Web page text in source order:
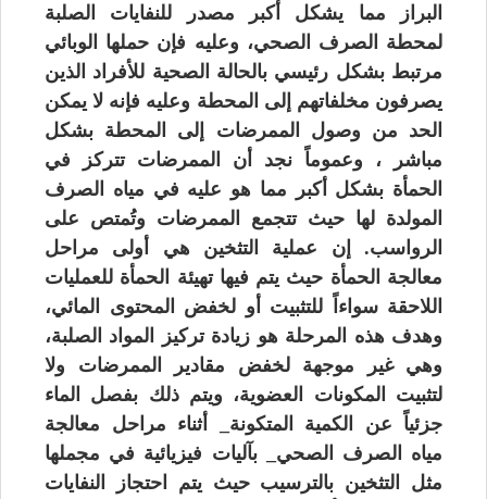
البراز مما يشكل أكبر مصدر للنفايات الصلبة
لمحطة الصرف الصحي، وعليه فإن حملها الوبائي
مرتبط بشكل رئيسي بالحالة الصحية للأفراد الذين
يصرفون مخلفاتهم إلى المحطة وعليه فإنه لا يمكن
الحد من وصول الممرضات إلى المحطة بشكل
مباشر ، وعموماً نجد أن الممرضات تتركز في
الحمأة بشكل أكبر مما هو عليه في مياه الصرف
المولدة لها حيث تتجمع الممرضات وتُمتص على
الرواسب. إن عملية التثخين هي أولى مراحل
معالجة الحمأة حيث يتم فيها تهيئة الحمأة للعمليات
اللاحقة سواءاً للتثبيت أو لخفض المحتوى المائي،
وهدف هذه المرحلة هو زيادة تركيز المواد الصلبة،
وهي غير موجهة لخفض مقادير الممرضات ولا
لتثبيت المكونات العضوية، ويتم ذلك بفصل الماء
جزئياً عن الكمية المتكونة_ أثناء مراحل معالجة
مياه الصرف الصحي_ بآليات فيزيائية في مجملها
مثل التثخين بالترسيب حيث يتم احتجاز النفايات